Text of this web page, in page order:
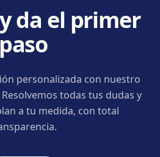
da el primer
paso
personalizada con nuestro
todas tus dudas y
a tu medida, con total